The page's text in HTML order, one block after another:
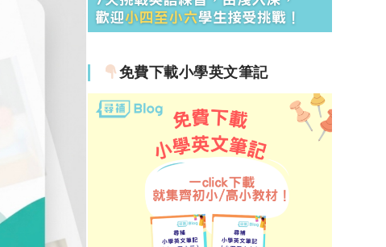
免費下載小學英文筆記